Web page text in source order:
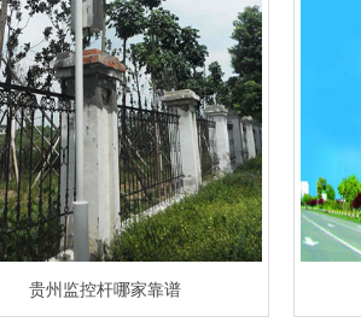
贵州监控杆哪家靠谱